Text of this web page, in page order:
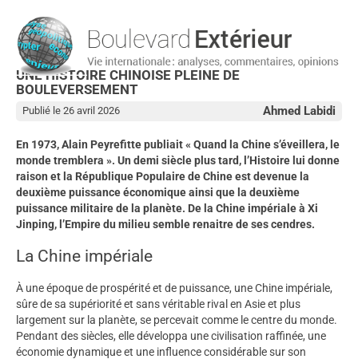
UNE HISTOIRE CHINOISE PLEINE DE
BOULEVERSEMENT
Ahmed Labidi
Publié le 26 avril 2026
En 1973, Alain Peyrefitte publiait « Quand la Chine s’éveillera, le
monde tremblera ». Un demi siècle plus tard, l’Histoire lui donne
raison et la République Populaire de Chine est devenue la
deuxième puissance économique ainsi que la deuxième
puissance militaire de la planète. De la Chine impériale à Xi
Jinping, l’Empire du milieu semble renaitre de ses cendres.
La Chine impériale
À une époque de prospérité et de puissance, une Chine impériale,
sûre de sa supériorité et sans véritable rival en Asie et plus
largement sur la planète, se percevait comme le centre du monde.
Pendant des siècles, elle développa une civilisation raffinée, une
économie dynamique et une influence considérable sur son